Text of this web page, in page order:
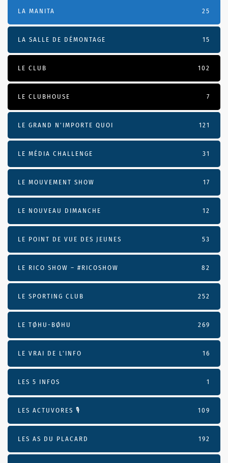
LA MANITA 25
LA SALLE DE DÉMONTAGE 15
LE CLUB 102
LE CLUBHOUSE 7
LE GRAND N’IMPORTE QUOI 121
LE MÉDIA CHALLENGE 31
LE MOUVEMENT SHOW 17
LE NOUVEAU DIMANCHE 12
LE POINT DE VUE DES JEUNES 53
LE RICO SHOW – #RICOSHOW 82
LE SPORTING CLUB 252
LE TØHU-BØHU 269
LE VRAI DE L’INFO 16
LES 5 INFOS 1
LES ACTUVORES 🎙 109
LES AS DU PLACARD 192